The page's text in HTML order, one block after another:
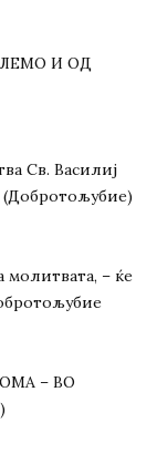
И ОД
Св. Василиј
молитвата, – ќе
– ВО